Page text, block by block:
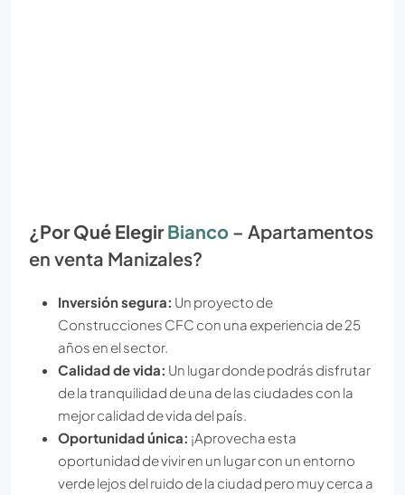
¿Por Qué ElegirBianco – Apartamentos
en venta Manizales?
Inversión segura: Un proyecto de
Construcciones CFC con una experiencia de 25
años en el sector.
Calidad de vida: Un lugar donde podrás disfrutar
de la tranquilidad de una de las ciudades con la
mejor calidad de vida del país.
Oportunidad única: ¡Aprovecha esta
oportunidad de vivir en un lugar con un entorno
verde lejos del ruido de la ciudad pero muy cerca a